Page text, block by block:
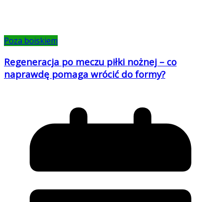
Poza boiskiem
Regeneracja po meczu piłki nożnej – co
naprawdę pomaga wrócić do formy?